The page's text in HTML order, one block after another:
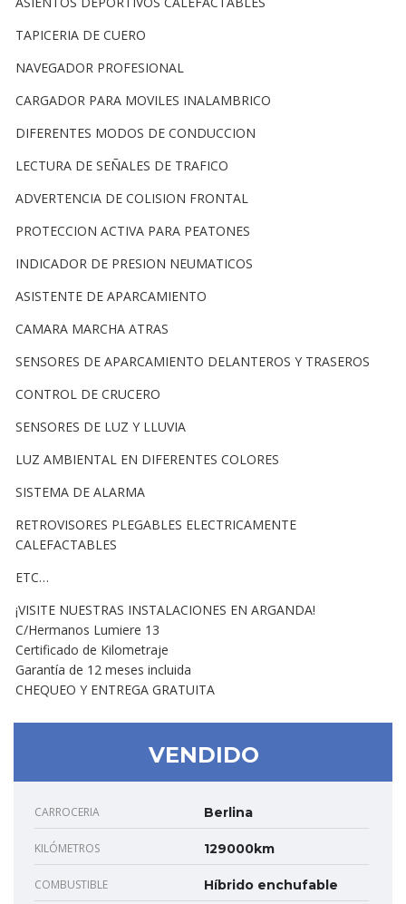
TAPICERIA DE CUERO
NAVEGADOR PROFESIONAL
CARGADOR PARA MOVILES INALAMBRICO
DIFERENTES MODOS DE CONDUCCION
LECTURA DE SEÑALES DE TRAFICO
ADVERTENCIA DE COLISION FRONTAL
PROTECCION ACTIVA PARA PEATONES
INDICADOR DE PRESION NEUMATICOS
ASISTENTE DE APARCAMIENTO
CAMARA MARCHA ATRAS
SENSORES DE APARCAMIENTO DELANTEROS Y TRASEROS
CONTROL DE CRUCERO
SENSORES DE LUZ Y LLUVIA
LUZ AMBIENTAL EN DIFERENTES COLORES
SISTEMA DE ALARMA
RETROVISORES PLEGABLES ELECTRICAMENTE
CALEFACTABLES
ETC…
¡VISITE NUESTRAS INSTALACIONES EN ARGANDA!
C/Hermanos Lumiere 13
Certificado de Kilometraje
Garantía de 12 meses incluida
CHEQUEO Y ENTREGA GRATUITA
VENDIDO
CARROCERIA Berlina
KILÓMETROS 129000km
COMBUSTIBLE Híbrido enchufable